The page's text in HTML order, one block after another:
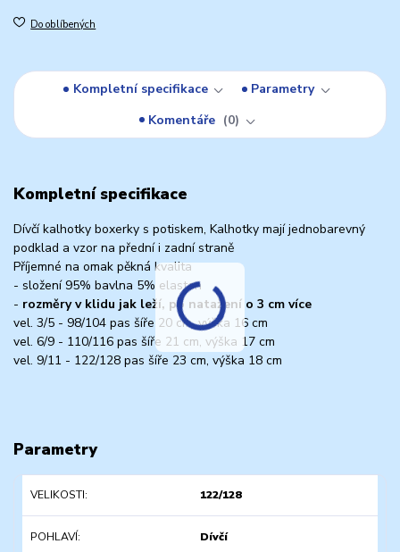
Do oblíbených
Kompletní specifikace
Parametry
Komentáře
0
Kompletní specifikace
Dívčí kalhotky boxerky s potiskem, Kalhotky mají jednobarevný
podklad a vzor na přední i zadní straně
Příjemné na omak pěkná kvalita
- složení 95% bavlna 5% elasten
- rozměry v klidu jak leží, po natažení o 3 cm více
vel. 3/5 - 98/104 pas šíře 20 cm, výška 16 cm
vel. 6/9 - 110/116 pas šíře 21 cm, výška 17 cm
vel. 9/11 - 122/128 pas šíře 23 cm, výška 18 cm
Parametry
VELIKOSTI 122/128
POHLAVÍ Dívčí